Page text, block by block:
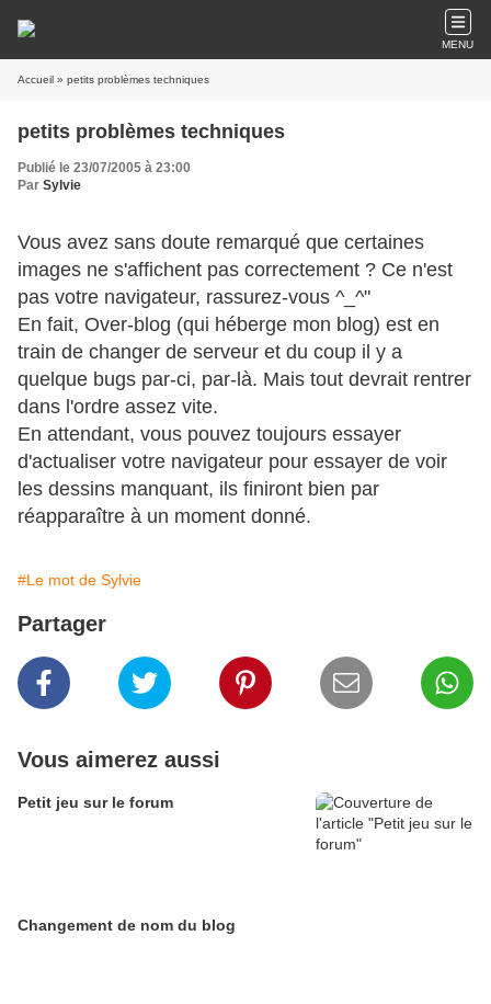
MENU
Accueil » petits problèmes techniques
petits problèmes techniques
Publié le 23/07/2005 à 23:00
Par Sylvie
Vous avez sans doute remarqué que certaines
images ne s'affichent pas correctement ? Ce n'est
pas votre navigateur, rassurez-vous ^_^"
En fait, Over-blog (qui héberge mon blog) est en
train de changer de serveur et du coup il y a
quelque bugs par-ci, par-là. Mais tout devrait rentrer
dans l'ordre assez vite.
En attendant, vous pouvez toujours essayer
d'actualiser votre navigateur pour essayer de voir
les dessins manquant, ils finiront bien par
réapparaître à un moment donné.
#Le mot de Sylvie
Partager
Vous aimerez aussi
Petit jeu sur le forum
Changement de nom du blog